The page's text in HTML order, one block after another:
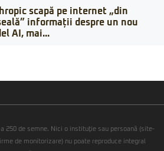
scapă pe internet „din
informații despre un nou
AI, mai...
250 de semne. Nici o instituţie sau persoană (site-
de monitorizare) nu poate reproduce integral